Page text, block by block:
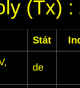
(Tx) :
Stát
de